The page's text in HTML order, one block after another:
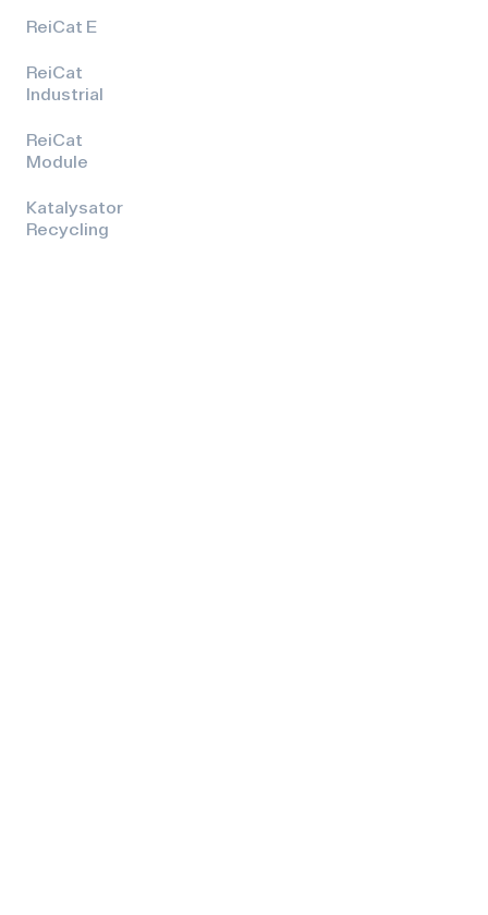
ReiCat E
ReiCat
Industrial
ReiCat
Module
Katalysator
Recycling